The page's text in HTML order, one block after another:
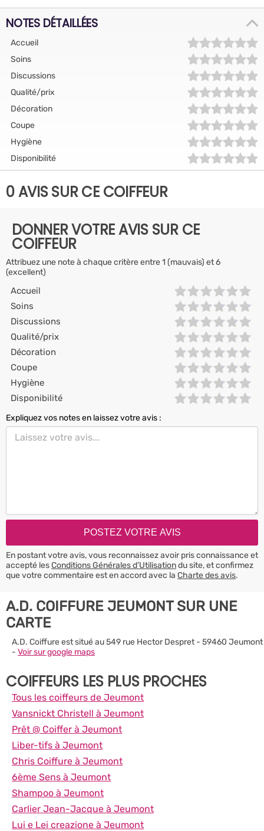
NOTES DÉTAILLÉES
Accueil
Soins
Discussions
Qualité/prix
Décoration
Coupe
Hygiène
Disponibilité
0 AVIS SUR CE COIFFEUR
DONNER VOTRE AVIS SUR CE
COIFFEUR
Attribuez une note à chaque critère entre 1 (mauvais) et 6
(excellent)
Accueil
Soins
Discussions
Qualité/prix
Décoration
Coupe
Hygiène
Disponibilité
Expliquez vos notes en laissez votre avis :
En postant votre avis, vous reconnaissez avoir pris connaissance et
accepté lesConditions Générales d’Utilisationdu site, et confirmez
que votre commentaire est en accord avec la Charte des avis.
A.D. COIFFURE JEUMONT SUR UNE
CARTE
A.D. Coiffure est situé au 549 rue Hector Despret - 59460 Jeumont
- Voir sur google maps
COIFFEURS LES PLUS PROCHES
Tous les coiffeurs de Jeumont
Vansnickt Christell à Jeumont
Prêt @ Coiffer à Jeumont
Liber-tifs à Jeumont
Chris Coiffure à Jeumont
6ème Sens à Jeumont
Shampoo à Jeumont
Carlier Jean-Jacque à Jeumont
Lui e Lei creazione à Jeumont